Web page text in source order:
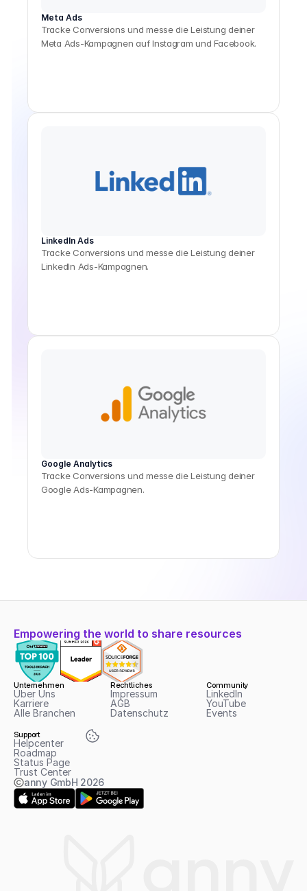
Meta Ads
Tracke Conversions und messe die Leistung deiner
Meta Ads-Kampagnen auf Instagram und Facebook.
LinkedIn Ads
Tracke Conversions und messe die Leistung deiner
LinkedIn Ads-Kampagnen.
Google Analytics
Tracke Conversions und messe die Leistung deiner
Google Ads-Kampagnen.
Empowering the world to share resources
Unternehmen
Über Uns
Karriere
Alle Branchen
Rechtliches
AGB
Datenschutz
Impressum
Community
LinkedIn
YouTube
Events
Support
Helpcenter
Roadmap
Status Page
Trust Center
anny GmbH 2026